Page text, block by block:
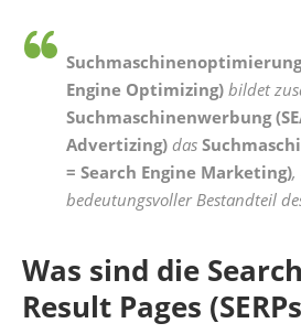
Suchmaschinenoptimierung
Engine Optimizing) bildet
Suchmaschinenwerbung
Advertizing) das
= Search Engine Marketing),
bedeutungsvoller Bestandteil
Was sind die
Result Pages